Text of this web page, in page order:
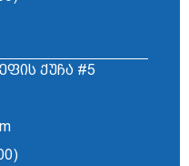
ქუჩა #5